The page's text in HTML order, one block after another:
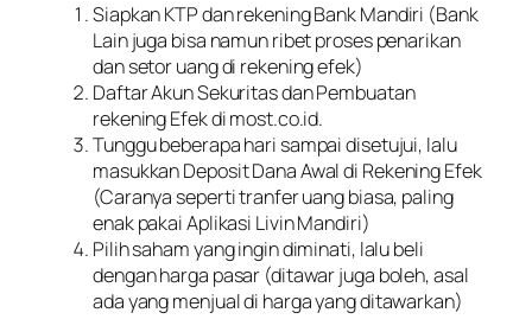
Siapkan KTP dan rekening Bank Mandiri (Bank
Lain juga bisa namun ribet proses penarikan
dan setor uang di rekening efek)
Daftar Akun Sekuritas dan Pembuatan
rekening Efek di most.co.id.
Tunggu beberapa hari sampai disetujui, lalu
masukkan Deposit Dana Awal di Rekening Efek
(Caranya seperti tranfer uang biasa, paling
enak pakai Aplikasi Livin Mandiri)
Pilih saham yang ingin diminati, lalu beli
dengan harga pasar (ditawar juga boleh, asal
ada yang menjual di harga yang ditawarkan)